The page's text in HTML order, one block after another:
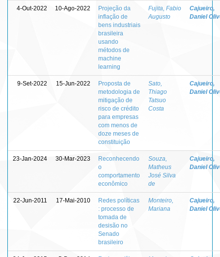
4-Out-2022 10-Ago-2022
Projeção da
inflação de
bens industriais
brasileira
usando
métodos de
machine
learning
Fujita, Fabio
Augusto
Cajueiro,
Daniel
9-Set-2022 15-Jun-2022
Proposta de
metodologia de
mitigação de
risco de crédito
para empresas
com menos de
doze meses de
constituição
Sato,
Thiago
Tatsuo
Costa
Cajueiro,
Daniel
23-Jan-2024 30-Mar-2023
Reconhecendo
o
comportamento
econômico
Souza,
Matheus
José Silva
de
Cajueiro,
Daniel
22-Jun-2011 17-Mai-2010
Redes políticas
: processo de
tomada de
desisão no
Senado
brasileiro
Monteiro,
Mariana
Cajueiro,
Daniel